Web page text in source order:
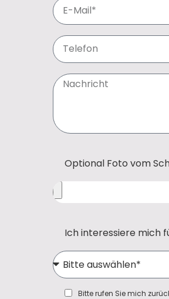
Optional Foto vom
Ich interessiere mich
Bitte rufen Sie mich